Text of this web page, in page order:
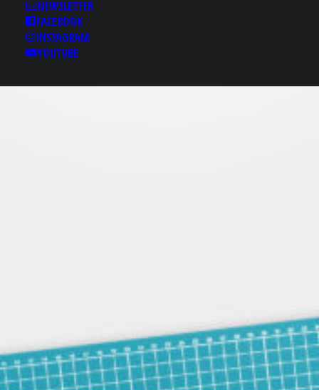
NEWSLETTER
FACEBOOK
INSTAGRAM
YOUTUBE
㎴‘bamje1.com’ 논현안
마♛논현출장건마 논현
룸싸롱♞논현룸싸롱